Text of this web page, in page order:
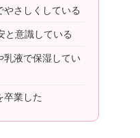
やさしくしている
と意識している
乳液で保湿してい
卒業した